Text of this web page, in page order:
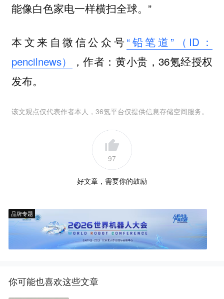
能像白色家电一样横扫全球。”
本文来自微信公众号“铅笔道”（ID：
pencilnews）
，作者：黄小贵，36氪经授权
发布。
该文观点仅代表作者本人，36氪平台仅提供信息存储空间服务。
97
好文章，需要你的鼓励
品牌专题
你可能也喜欢这些文章